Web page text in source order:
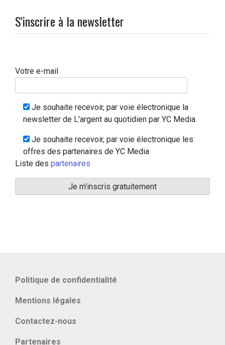
S'inscrire à la newsletter
Votre e-mail
Je souhaite recevoir, par voie électronique la
newsletter de L'argent au quotidien par YC Media.
Je souhaite recevoir, par voie électronique les
offres des partenaires de YC Media
Liste des partenaires
Politique de confidentialité
Mentions légales
Contactez-nous
Partenaires